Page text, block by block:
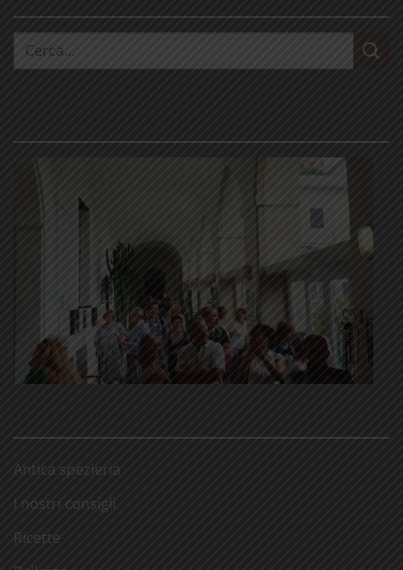
Cerca:
Antica spezieria
I nostri consigli
Ricette